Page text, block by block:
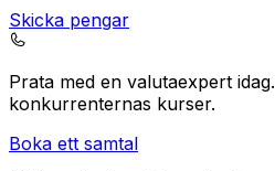
Skicka pengar
Prata med en valutaexpert idag.
konkurrenternas kurser.
Boka ett samtal